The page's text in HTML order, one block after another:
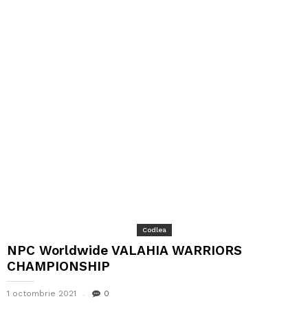
Codlea
NPC Worldwide VALAHIA WARRIORS
CHAMPIONSHIP
1 octombrie 2021 0